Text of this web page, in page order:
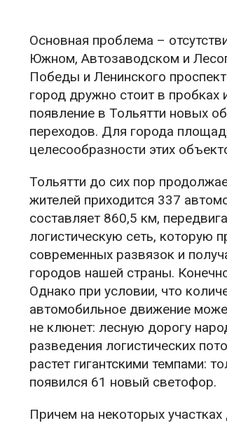
Основная проблема –
Южном, Автозаводском и
Победы и Ленинского
город дружно стоит в
появление в Тольятти новых
переходов. Для города
целесообразности этих
Тольятти до сих пор
жителей приходится 337
составляет 860,5 км,
логистическую сеть, которую
современных развязок и
городов нашей страны.
Однако при условии, что
автомобильное движение
не клюнет: лесную дорогу
разведения логистических
растет гигантскими темпами:
появился 61 новый светофор.
Причем на некоторых